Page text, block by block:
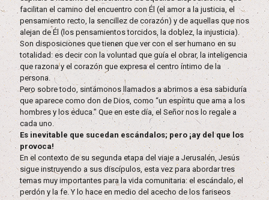
facilitan el camino del encuentro con Él (el amor a la justicia, el
pensamiento recto, la sencillez de corazón) y de aquellas que nos
alejan de Él (los pensamientos torcidos, la doblez, la injusticia).
Son disposiciones que tienen que ver con el ser humano en su
totalidad: es decir con la voluntad que guía el obrar, la inteligencia
que razona y el corazón que expresa el centro íntimo de la
persona.
Pero sobre todo, sintámonos llamados a abrirnos a esa sabiduría
que aparece como don de Dios, como “un espíritu que ama a los
hombres y los educa.” Que en este día, el Señor nos lo regale a
cada uno.
Es inevitable que sucedan escándalos; pero ¡ay del que los
provoca!
En el contexto de su segunda etapa del viaje a Jerusalén, Jesús
sigue instruyendo a sus discípulos, esta vez para abordar tres
temas muy importantes para la vida comunitaria: el escándalo, el
perdón y la fe. Y lo hace en medio del acecho de los fariseos